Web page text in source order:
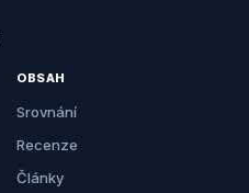
OBSAH
Srovnání
Recenze
Články